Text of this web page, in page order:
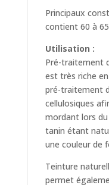
Principaux
contient 60 à
Utilisation :
Pré-traitement
est très riche
pré-traitement
cellulosiques
mordant lors
tanin étant
une couleur de
Teinture
permet